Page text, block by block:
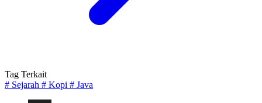
Tag Terkait
# Sejarah # Kopi # Java